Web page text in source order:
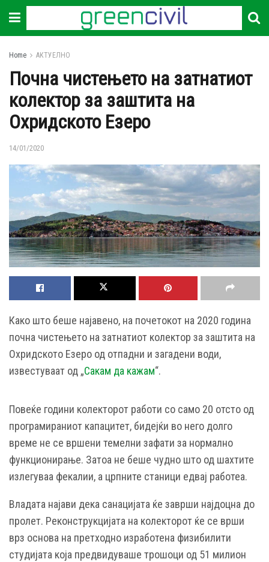
Home АКТУЕЛНО
Почна чистењето на затнатиот
колектор за заштита на
Охридското Езеро
14/01/2020
Како што беше најавено, на почетокот на 2020 година
почна чистењето на затнатиот колектор за заштита на
Охридското Езеро од отпадни и загадени води,
известуваат од „Сакам да кажам“.
Повеќе години колекторот работи со само 20 отсто од
програмираниот капацитет, бидејќи во него долго
време не се вршени темелни зафати за нормално
функционирање. Затоа не беше чудно што од шахтите
излегуваа фекалии, а црпните станици едвај работеа.
Владата најави дека санацијата ќе заврши најдоцна до
пролет. Реконструкцијата на колекторот ќе се врши
врз основа на претходно изработена физибилити
студијата која предвидуваше трошоци од 51 милион